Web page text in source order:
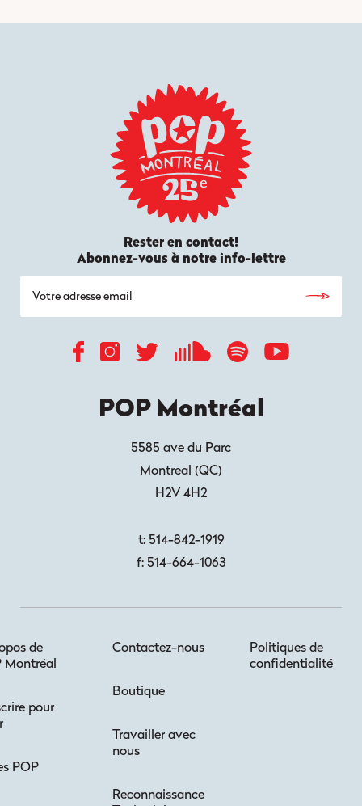
POP Montréal
5585 ave du Parc
Montreal (QC)
H2V 4H2
t: 514-842-1919
f: 514-664-1063
de
Montréal
pour
POP
Contactez-nous
Boutique
Travailler avec
nous
Reconnaissance
Politiques de
confidentialité
Rester en contact!
Abonnez-vous à notre info-lettre